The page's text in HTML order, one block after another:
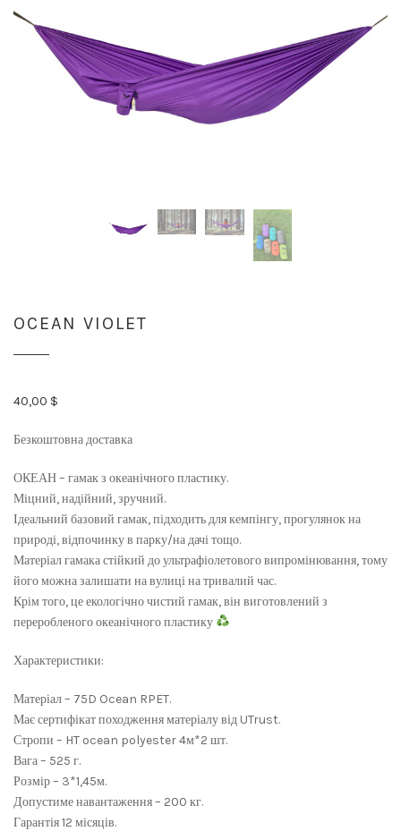
OCEAN VIOLET
40,00 $
Безкоштовна доставка
ОКЕАН – гамак з океанічного пластику.
Міцний, надійний, зручний.
Ідеальний базовий гамак, підходить для кемпінгу, прогулянок на
природі, відпочинку в парку/на дачі тощо.
Матеріал гамака стійкий до ультрафіолетового випромінювання, тому
його можна залишати на вулиці на тривалий час.
Крім того, це екологічно чистий гамак, він виготовлений з
переробленого океанічного пластику
Характеристики:
Матеріал – 75D Ocean RPET.
Має сертифікат походження матеріалу від UTrust.
Стропи – HT ocean polyester 4м*2 шт.
Вага – 525 г.
Розмір – 3*1,45м.
Допустиме навантаження – 200 кг.
Гарантія 12 місяців.